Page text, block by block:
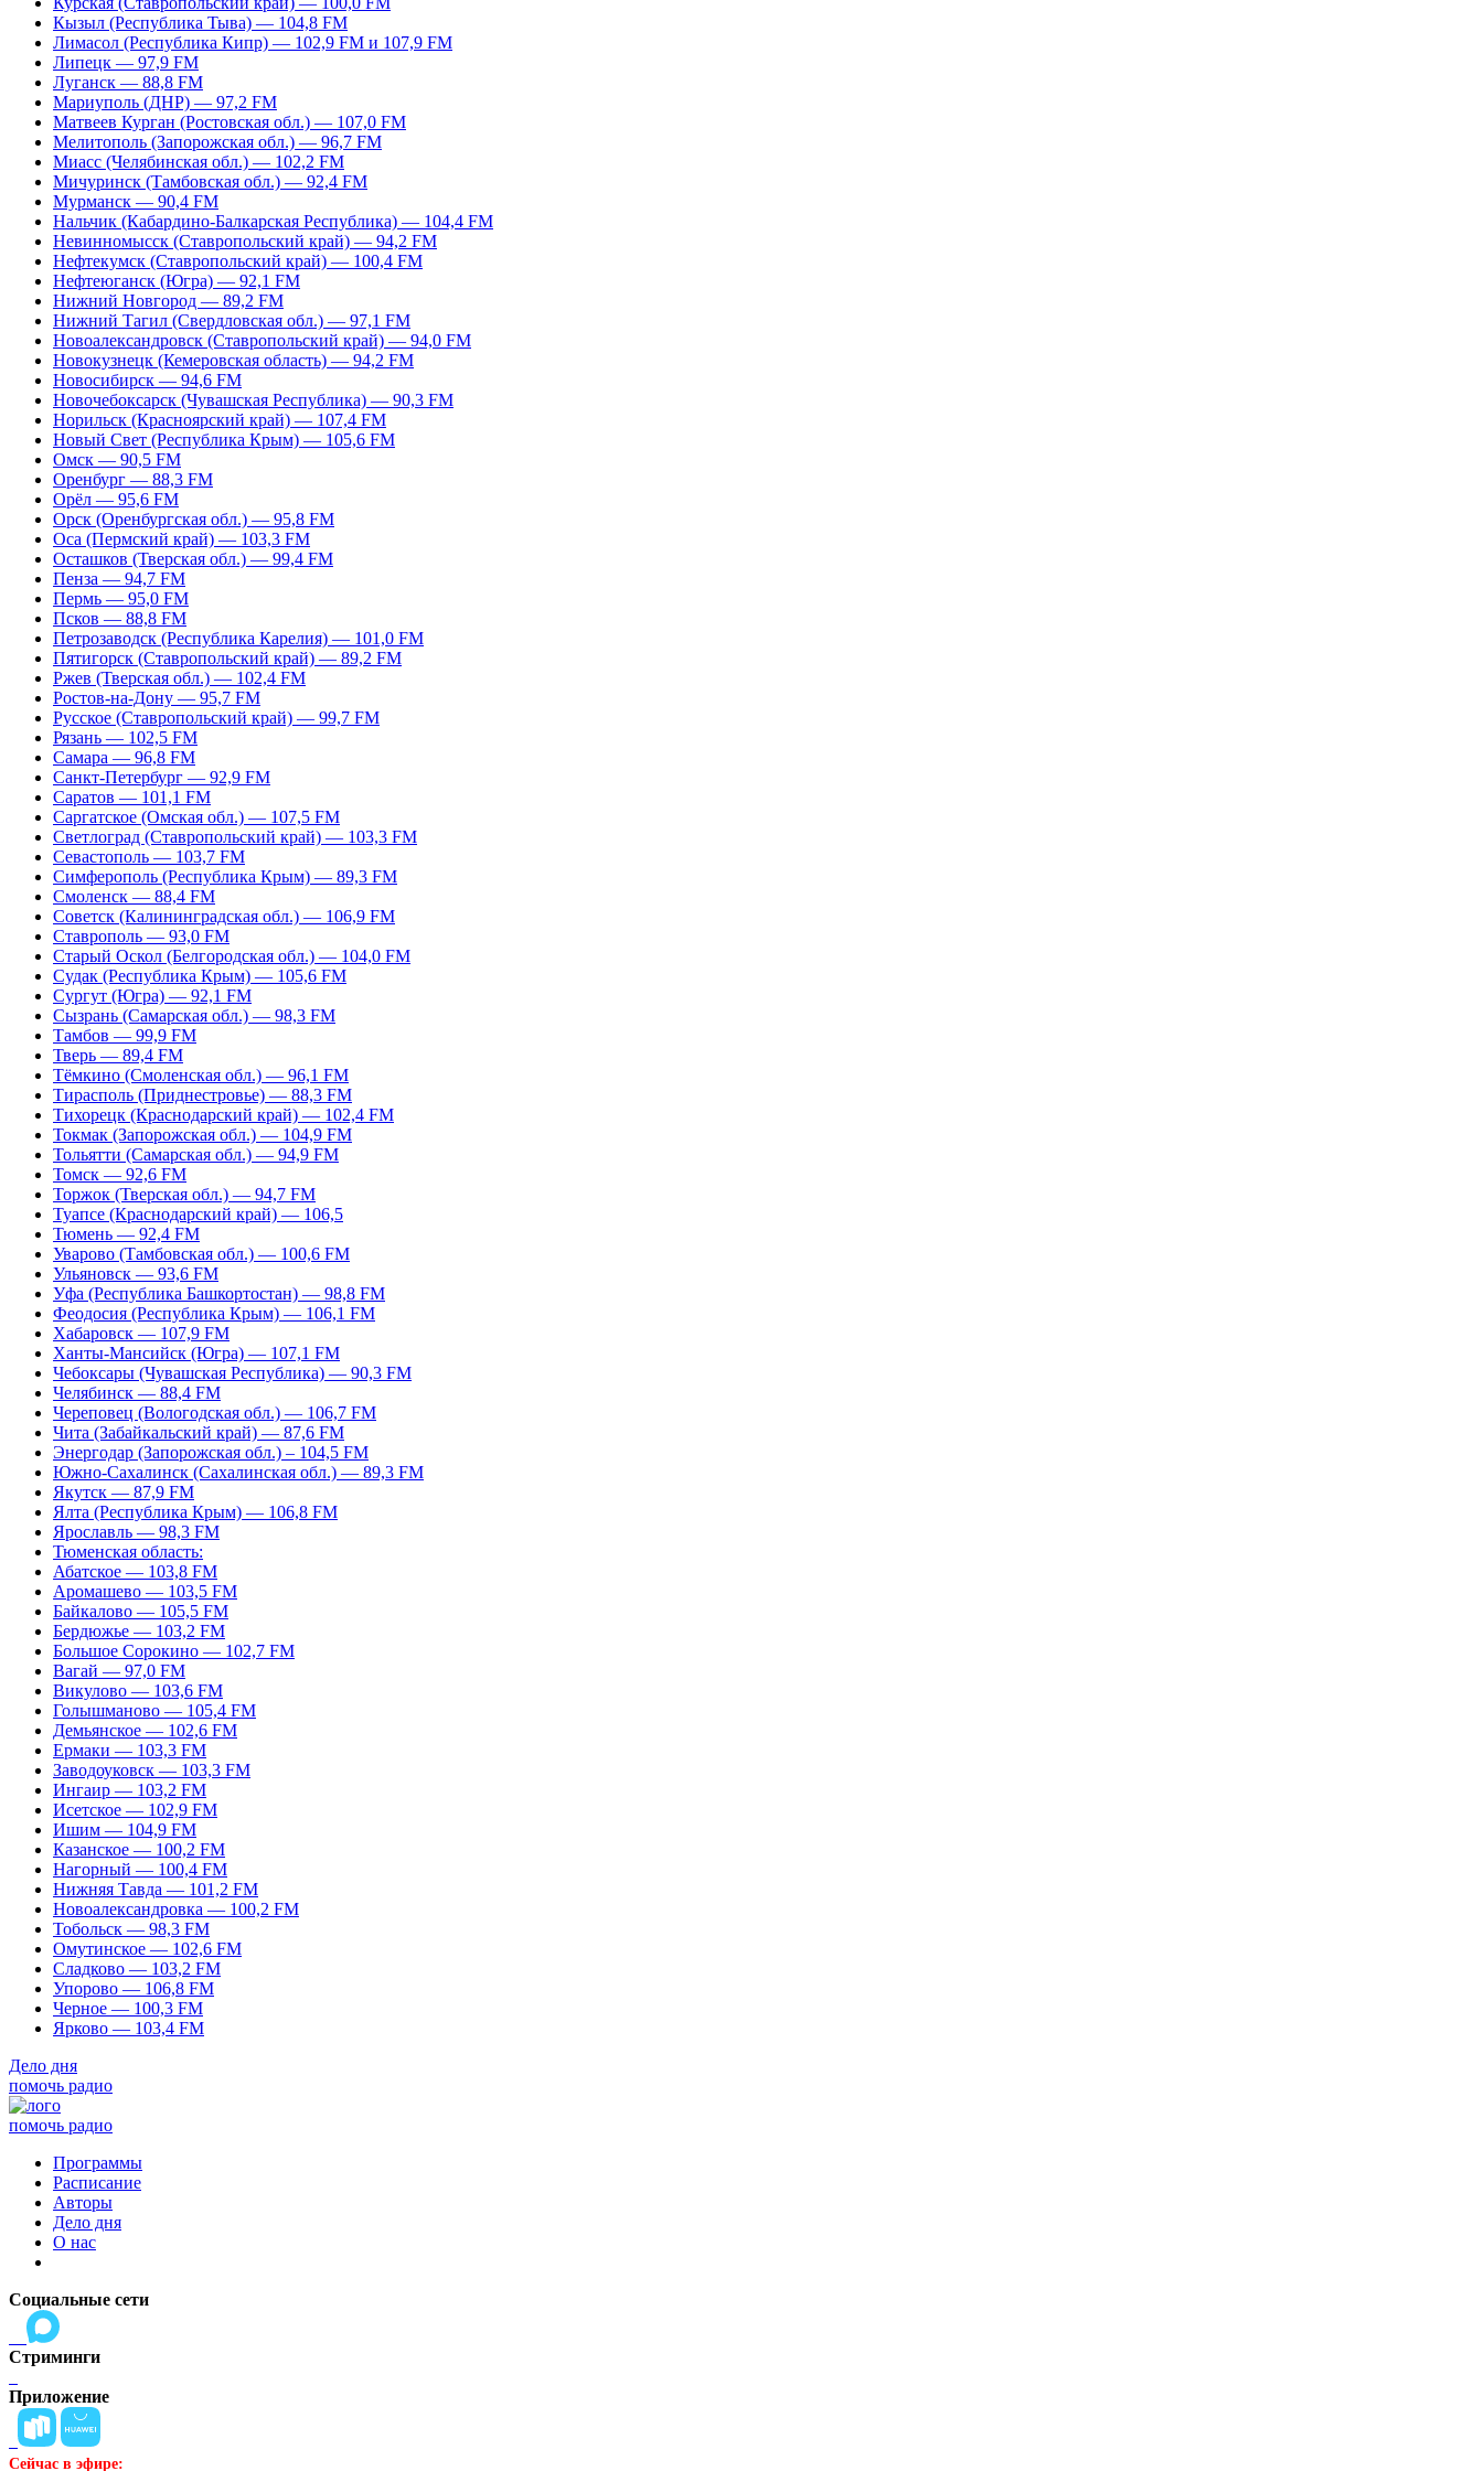
Кызыл (Республика Тыва) — 104,8 FM
Лимасол (Республика Кипр) — 102,9 FM и 107,9 FM
Липецк — 97,9 FM
Луганск — 88,8 FM
Мариуполь (ДНР) — 97,2 FM
Матвеев Курган (Ростовская обл.) — 107,0 FM
Мелитополь (Запорожская обл.) — 96,7 FM
Миасс (Челябинская обл.) — 102,2 FM
Мичуринск (Тамбовская обл.) — 92,4 FM
Мурманск — 90,4 FM
Нальчик (Кабардино-Балкарская Республика) — 104,4 FM
Невинномысск (Ставропольский край) — 94,2 FM
Нефтекумск (Ставропольский край) — 100,4 FM
Нефтеюганск (Югра) — 92,1 FM
Нижний Новгород — 89,2 FM
Нижний Тагил (Свердловская обл.) — 97,1 FM
Новоалександровск (Ставропольский край) — 94,0 FM
Новокузнецк (Кемеровская область) — 94,2 FM
Новосибирск — 94,6 FM
Новочебоксарск (Чувашская Республика) — 90,3 FM
Норильск (Красноярский край) — 107,4 FM
Новый Свет (Республика Крым) — 105,6 FM
Омск — 90,5 FM
Оренбург — 88,3 FM
Орёл — 95,6 FM
Орск (Оренбургская обл.) — 95,8 FM
Оса (Пермский край) — 103,3 FM
Осташков (Тверская обл.) — 99,4 FM
Пенза — 94,7 FM
Пермь — 95,0 FM
Псков — 88,8 FM
Петрозаводск (Республика Карелия) — 101,0 FM
Пятигорск (Ставропольский край) — 89,2 FM
Ржев (Тверская обл.) — 102,4 FM
Ростов-на-Дону — 95,7 FM
Русское (Ставропольский край) — 99,7 FM
Рязань — 102,5 FM
Самара — 96,8 FM
Санкт-Петербург — 92,9 FM
Саратов — 101,1 FM
Саргатское (Омская обл.) — 107,5 FM
Светлоград (Ставропольский край) — 103,3 FM
Севастополь — 103,7 FM
Симферополь (Республика Крым) — 89,3 FM
Смоленск — 88,4 FM
Советск (Калининградская обл.) — 106,9 FM
Ставрополь — 93,0 FM
Старый Оскол (Белгородская обл.) — 104,0 FM
Судак (Республика Крым) — 105,6 FM
Сургут (Югра) — 92,1 FM
Сызрань (Самарская обл.) — 98,3 FM
Тамбов — 99,9 FM
Тверь — 89,4 FM
Тёмкино (Смоленская обл.) — 96,1 FM
Тирасполь (Приднестровье) — 88,3 FM
Тихорецк (Краснодарский край) — 102,4 FM
Токмак (Запорожская обл.) — 104,9 FM
Тольятти (Самарская обл.) — 94,9 FM
Томск — 92,6 FM
Торжок (Тверская обл.) — 94,7 FM
Туапсе (Краснодарский край) — 106,5
Тюмень — 92,4 FM
Уварово (Тамбовская обл.) — 100,6 FM
Ульяновск — 93,6 FM
Уфа (Республика Башкортостан) — 98,8 FM
Феодосия (Республика Крым) — 106,1 FM
Хабаровск — 107,9 FM
Ханты-Мансийск (Югра) — 107,1 FM
Чебоксары (Чувашская Республика) — 90,3 FM
Челябинск — 88,4 FM
Череповец (Вологодская обл.) — 106,7 FM
Чита (Забайкальский край) — 87,6 FM
Энергодар (Запорожская обл.) – 104,5 FM
Южно-Сахалинск (Сахалинская обл.) — 89,3 FM
Якутск — 87,9 FM
Ялта (Республика Крым) — 106,8 FM
Ярославль — 98,3 FM
Тюменская область:
Абатское — 103,8 FM
Аромашево — 103,5 FM
Байкалово — 105,5 FM
Бердюжье — 103,2 FM
Большое Сорокино — 102,7 FM
Вагай — 97,0 FM
Викулово — 103,6 FM
Голышманово — 105,4 FM
Демьянское — 102,6 FM
Ермаки — 103,3 FM
Заводоуковск — 103,3 FM
Ингаир — 103,2 FM
Исетское — 102,9 FM
Ишим — 104,9 FM
Казанское — 100,2 FM
Нагорный — 100,4 FM
Нижняя Тавда — 101,2 FM
Новоалександровка — 100,2 FM
Тобольск — 98,3 FM
Омутинское — 102,6 FM
Сладково — 103,2 FM
Упорово — 106,8 FM
Черное — 100,3 FM
Ярково — 103,4 FM
Дело дня
помочь радио
помочь радио
Программы
Расписание
Авторы
Дело дня
О нас
Социальные сети
Стриминги
Приложение
Сейчас в эфире: